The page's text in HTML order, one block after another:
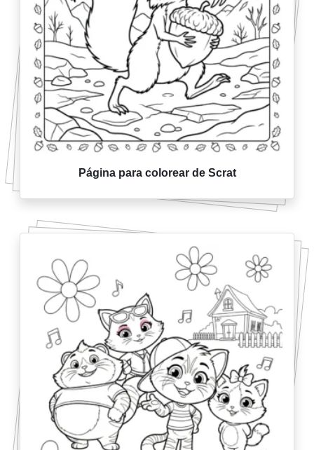
Página para colorear de Scrat